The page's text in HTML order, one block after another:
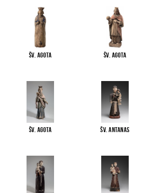
Šv. Agota Šv. Agota
Šv. Agota Šv. Antanas